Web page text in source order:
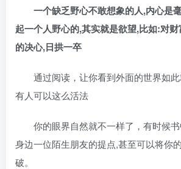
一个缺乏野心不敢想象的人,内心是
起一个人野心的,其实就是欲望,比如:对
的决心,日拱一卒
通过阅读，让你看到外面的世界如
有人可以这么活法
你的眼界自然就不一样了，有时候
身边一位陌生朋友的提点,甚至可以将你
破。